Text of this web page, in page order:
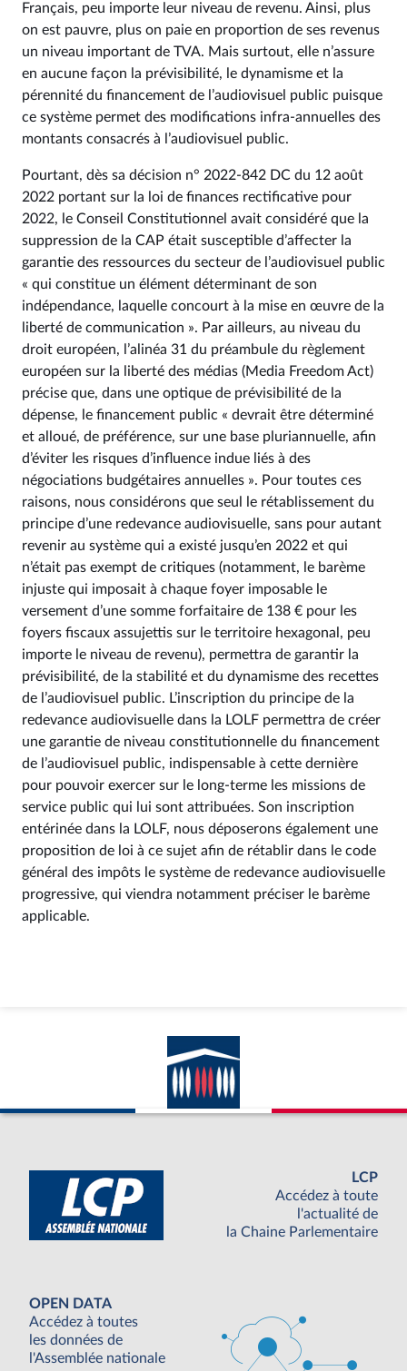
Français, peu importe leur niveau de revenu. Ainsi, plus
on est pauvre, plus on paie en proportion de ses revenus
un niveau important de TVA. Mais surtout, elle n’assure
en aucune façon la prévisibilité, le dynamisme et la
pérennité du financement de l’audiovisuel public puisque
ce système permet des modifications infra-annuelles des
montants consacrés à l’audiovisuel public.
Pourtant, dès sa décision n° 2022‑842 DC du 12 août
2022 portant sur la loi de finances rectificative pour
2022, le Conseil Constitutionnel avait considéré que la
suppression de la CAP était susceptible d’affecter la
garantie des ressources du secteur de l’audiovisuel public
« qui constitue un élément déterminant de son
indépendance, laquelle concourt à la mise en œuvre de la
liberté de communication ». Par ailleurs, au niveau du
droit européen, l’alinéa 31 du préambule du règlement
européen sur la liberté des médias (Media Freedom Act)
précise que, dans une optique de prévisibilité de la
dépense, le financement public « devrait être déterminé
et alloué, de préférence, sur une base pluriannuelle, afin
d’éviter les risques d’influence indue liés à des
négociations budgétaires annuelles ». Pour toutes ces
raisons, nous considérons que seul le rétablissement du
principe d’une redevance audiovisuelle, sans pour autant
revenir au système qui a existé jusqu’en 2022 et qui
n’était pas exempt de critiques (notamment, le barème
injuste qui imposait à chaque foyer imposable le
versement d’une somme forfaitaire de 138 € pour les
foyers fiscaux assujettis sur le territoire hexagonal, peu
importe le niveau de revenu), permettra de garantir la
prévisibilité, de la stabilité et du dynamisme des recettes
de l’audiovisuel public. L’inscription du principe de la
redevance audiovisuelle dans la LOLF permettra de créer
une garantie de niveau constitutionnelle du financement
de l’audiovisuel public, indispensable à cette dernière
pour pouvoir exercer sur le long-terme les missions de
service public qui lui sont attribuées. Son inscription
entérinée dans la LOLF, nous déposerons également une
proposition de loi à ce sujet afin de rétablir dans le code
général des impôts le système de redevance audiovisuelle
progressive, qui viendra notamment préciser le barème
applicable.
LCP
Accédez à toute
l'actualité de
la Chaine Parlementaire
OPEN DATA
Accédez à toutes
les données de
l'Assemblée nationale